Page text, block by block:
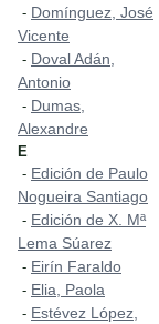
- Domínguez, José
Vicente
- Doval Adán,
Antonio
- Dumas,
Alexandre
E
- Edición de Paulo
Nogueira Santiago
- Edición de X. Mª
Lema Súarez
- Eirín Faraldo
- Elia, Paola
- Estévez López,